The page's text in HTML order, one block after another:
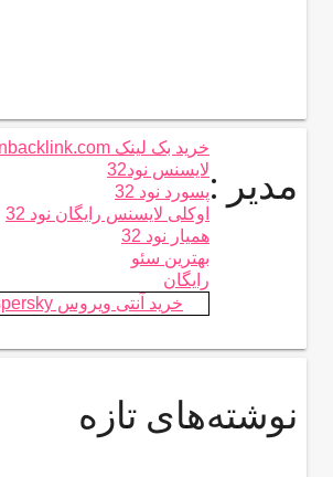
مدیر :
خرید بک لینک behtarinbacklink.com
لایسنس نود32
پسورد نود 32
اوکلی لایسنس رایگان نود 32
همیار نود 32
بهترین سئو
رایگان
خرید آنتی ویروس Kaspersky
نوشته‌های تازه